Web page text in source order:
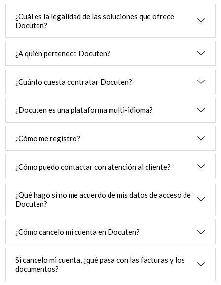
¿Cuál es la legalidad de las soluciones que ofrece
Docuten?
¿A quién pertenece Docuten?
¿Cuánto cuesta contratar Docuten?
¿Docuten es una plataforma multi-idioma?
¿Cómo me registro?
¿Cómo puedo contactar con atención al cliente?
¿Qué hago si no me acuerdo de mis datos de acceso de
Docuten?
¿Cómo cancelo mi cuenta en Docuten?
Si cancelo mi cuenta, ¿qué pasa con las facturas y los
documentos?